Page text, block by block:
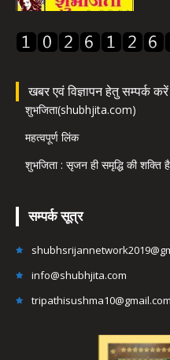
खबर एवं विज्ञापन हेतु सम्पर्क करें
शुभजिता(shubhjita.com)
महत्वपूर्ण लिंक
शुभजिता : सृजन ही समृद्धि की शक्ति है
सम्पर्क सूत्र
info@shubhjita.com
tripathisushma10@gmail.com